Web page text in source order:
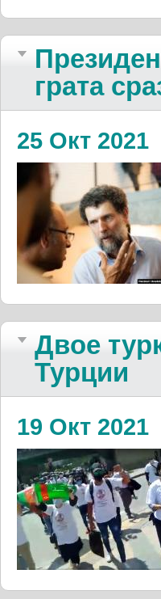
грата
25 Окт 2021
Двое
Турции
19 Окт 2021